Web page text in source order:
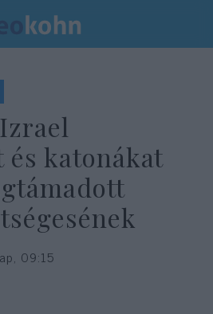
és katonákat
09:15